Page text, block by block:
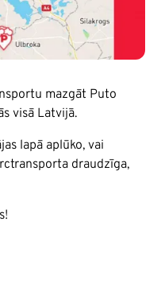
mazgāt Puto
visā Latvijā.
lapā aplūko, vai
draudzīga,